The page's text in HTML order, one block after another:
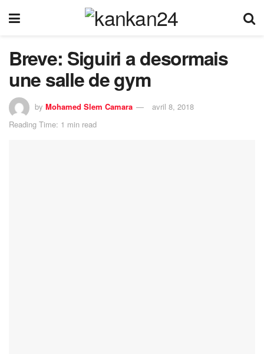
Breve: Siguiri a desormais
une salle de gym
by Mohamed Slem Camara
avril 8, 2018
Reading Time: 1 min read